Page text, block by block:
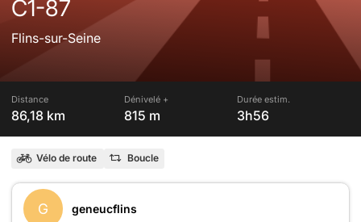
C1-87
Flins-sur-Seine
Distance
86,18 km
Dénivelé +
815 m
Durée estim.
3h56
Vélo de route Boucle
G geneucflins